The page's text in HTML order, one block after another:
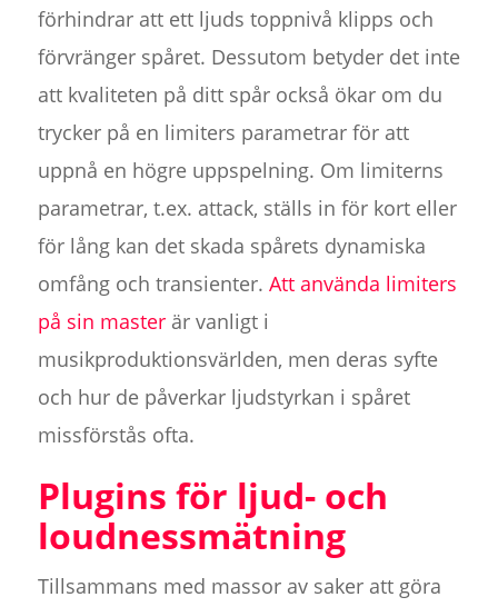
förhindrar att ett ljuds toppnivå klipps och
förvränger spåret. Dessutom betyder det inte
att kvaliteten på ditt spår också ökar om du
trycker på en limiters parametrar för att
uppnå en högre uppspelning. Om limiterns
parametrar, t.ex. attack, ställs in för kort eller
för lång kan det skada spårets dynamiska
omfång och transienter. Att använda limiters
på sin masterär vanligt i
musikproduktionsvärlden, men deras syfte
och hur de påverkar ljudstyrkan i spåret
missförstås ofta.
Plugins för ljud- och
loudnessmätning
Tillsammans med massor av saker att göra